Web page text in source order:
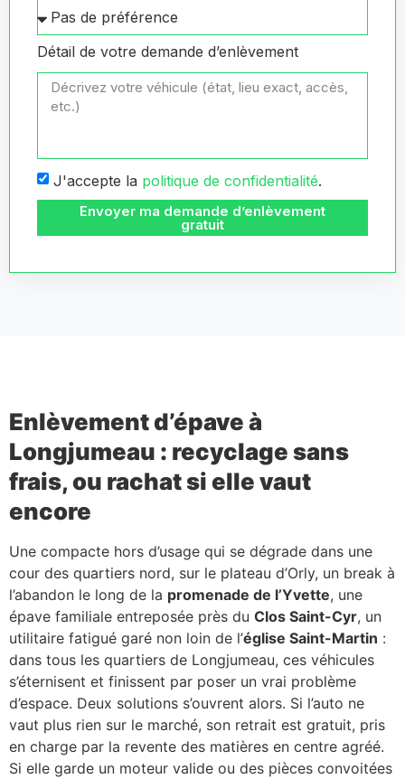
Détail de votre demande d’enlèvement
J'accepte la politique de confidentialité.
Envoyer ma demande d’enlèvement
gratuit
Enlèvement d’épave à
Longjumeau : recyclage sans
frais, ou rachat si elle vaut
encore
Une compacte hors d’usage qui se dégrade dans une
cour des quartiers nord, sur le plateau d’Orly, un break à
l’abandon le long de la promenade de l’Yvette, une
épave familiale entreposée près du Clos Saint-Cyr, un
utilitaire fatigué garé non loin de l’église Saint-Martin :
dans tous les quartiers de Longjumeau, ces véhicules
s’éternisent et finissent par poser un vrai problème
d’espace. Deux solutions s’ouvrent alors. Si l’auto ne
vaut plus rien sur le marché, son retrait est gratuit, pris
en charge par la revente des matières en centre agréé.
Si elle garde un moteur valide ou des pièces convoitées